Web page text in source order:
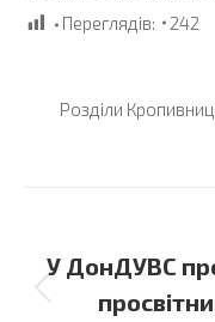
Переглядів: 242
Розділи
У ДонДУВС